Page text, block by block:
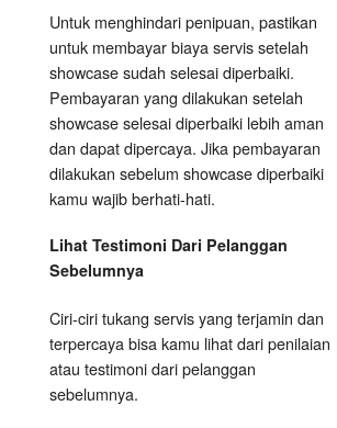
Untuk menghindari penipuan, pastikan
untuk membayar biaya servis setelah
showcase sudah selesai diperbaiki.
Pembayaran yang dilakukan setelah
showcase selesai diperbaiki lebih aman
dan dapat dipercaya. Jika pembayaran
dilakukan sebelum showcase diperbaiki
kamu wajib berhati-hati.
Lihat Testimoni Dari Pelanggan
Sebelumnya
Ciri-ciri tukang servis yang terjamin dan
terpercaya bisa kamu lihat dari penilaian
atau testimoni dari pelanggan
sebelumnya.